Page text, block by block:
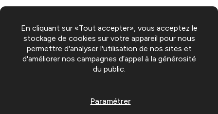
En cliquant sur «Tout accepter», vous acceptez le
stockage de cookies sur votre appareil pour nous
permettre d'analyser l'utilisation de nos sites et
d'améliorer nos campagnes d’appel à la générosité
du public.
Paramétrer